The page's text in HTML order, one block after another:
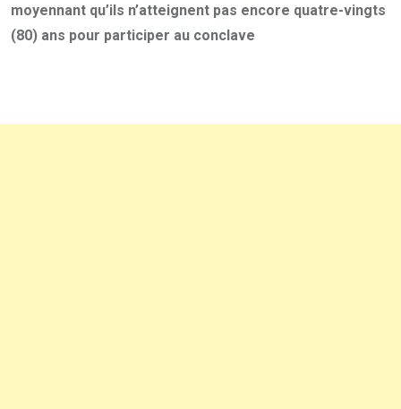
moyennant qu’ils n’atteignent pas encore quatre-vingts
(80) ans pour participer au conclave